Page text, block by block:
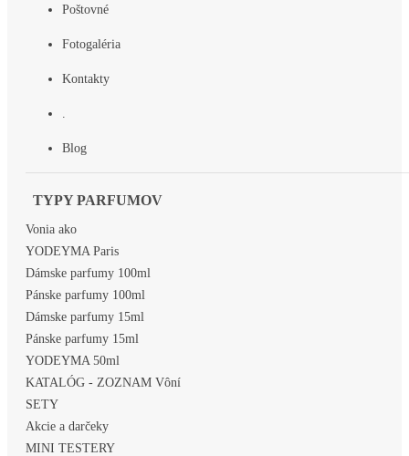
Poštovné
Fotogaléria
Kontakty
Blog
TYPY PARFUMOV
Vonia ako
YODEYMA Paris
Dámske parfumy 100ml
Pánske parfumy 100ml
Dámske parfumy 15ml
Pánske parfumy 15ml
YODEYMA 50ml
KATALÓG - ZOZNAM Vôní
SETY
Akcie a darčeky
MINI TESTERY